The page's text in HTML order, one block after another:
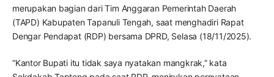
merupakan bagian dari Tim Anggaran Pemerintah Daerah
(TAPD) Kabupaten Tapanuli Tengah, saat menghadiri Rapat
Dengar Pendapat (RDP) bersama DPRD, Selasa (18/11/2025).
“Kantor Bupati itu tidak saya nyatakan mangkrak,” kata